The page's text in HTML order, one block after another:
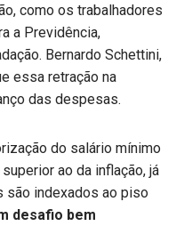
como os trabalhadores
a Previdência,
Bernardo Schettini,
essa retração na
das despesas.
do salário mínimo
ao da inflação, já
são indexados ao piso
desafio bem